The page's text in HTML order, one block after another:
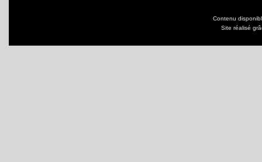
Contenu
Site réalisé